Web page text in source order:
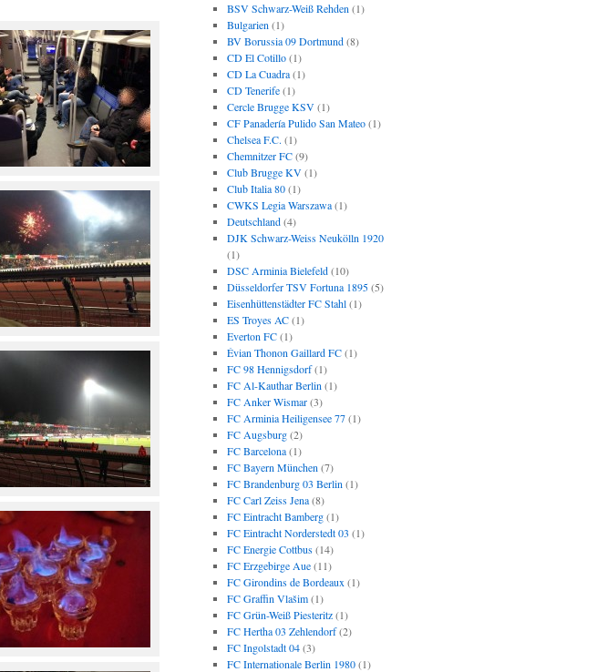
BSV Schwarz-Weiß Rehden (1)
Bulgarien (1)
BV Borussia 09 Dortmund(8)
CD El Cotillo(1)
CD La Cuadra(1)
CD Tenerife(1)
Cercle Brugge KSV(1)
CF Panadería Pulido San Mateo(1)
Chelsea F.C. (1)
Chemnitzer FC(9)
Club Brugge KV(1)
Club Italia 80(1)
CWKS Legia Warszawa(1)
Deutschland(4)
DJK Schwarz-Weiss Neukölln 1920
(1)
DSC Arminia Bielefeld(10)
Düsseldorfer TSV Fortuna 1895(5)
Eisenhüttenstädter FC Stahl(1)
ES Troyes AC(1)
Everton FC(1)
Évian Thonon Gaillard FC(1)
FC 98 Hennigsdorf(1)
FC Al-Kauthar Berlin (1)
FC Anker Wismar(3)
FC Arminia Heiligensee 77(1)
FC Augsburg(2)
FC Barcelona(1)
FC Bayern München (7)
FC Brandenburg 03 Berlin (1)
FC Carl Zeiss Jena(8)
FC Eintracht Bamberg(1)
FC Eintracht Norderstedt 03 (1)
FC Energie Cottbus(14)
FC Erzgebirge Aue(11)
FC Girondins de Bordeaux (1)
FC Graffin Vlašim(1)
FC Grün-Weiß Piesteritz(1)
FC Hertha 03 Zehlendorf(2)
FC Ingolstadt 04(3)
FC Internationale Berlin 1980(1)